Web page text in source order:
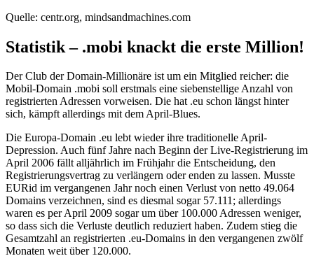
Quelle: centr.org, mindsandmachines.com
Statistik – .mobi knackt die erste Million!
Der Club der Domain-Millionäre ist um ein Mitglied reicher: die
Mobil-Domain .mobi soll erstmals eine siebenstellige Anzahl von
registrierten Adressen vorweisen. Die hat .eu schon längst hinter
sich, kämpft allerdings mit dem April-Blues.
Die Europa-Domain .eu lebt wieder ihre traditionelle April-
Depression. Auch fünf Jahre nach Beginn der Live-Registrierung im
April 2006 fällt alljährlich im Frühjahr die Entscheidung, den
Registrierungsvertrag zu verlängern oder enden zu lassen. Musste
EURid im vergangenen Jahr noch einen Verlust von netto 49.064
Domains verzeichnen, sind es diesmal sogar 57.111; allerdings
waren es per April 2009 sogar um über 100.000 Adressen weniger,
so dass sich die Verluste deutlich reduziert haben. Zudem stieg die
Gesamtzahl an registrierten .eu-Domains in den vergangenen zwölf
Monaten weit über 120.000.